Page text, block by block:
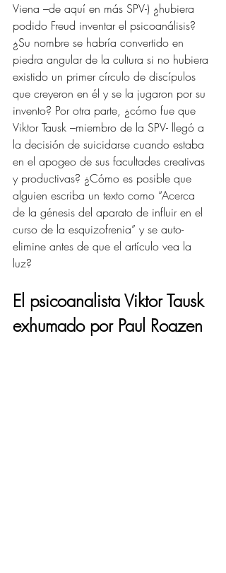
Viena –de aquí en más SPV-) ¿hubiera
podido Freud inventar el psicoanálisis?
¿Su nombre se habría convertido en
piedra angular de la cultura si no hubiera
existido un primer círculo de discípulos
que creyeron en él y se la jugaron por su
invento? Por otra parte, ¿cómo fue que
Viktor Tausk –miembro de la SPV- llegó a
la decisión de suicidarse cuando estaba
en el apogeo de sus facultades creativas
y productivas? ¿Cómo es posible que
alguien escriba un texto como “Acerca
de la génesis del aparato de influir en el
curso de la esquizofrenia” y se auto-
elimine antes de que el artículo vea la
luz?
El psicoanalista Viktor Tausk
exhumado por Paul Roazen